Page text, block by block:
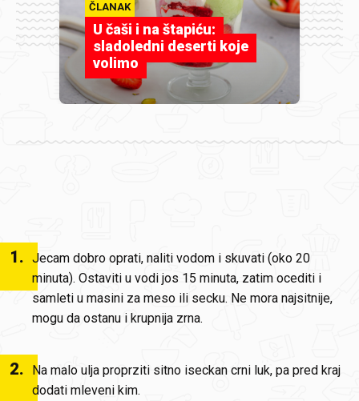
ČLANAK
U čaši i na štapiću:
sladoledni deserti koje
volimo
1. Jecam dobro oprati, naliti vodom i skuvati (oko 20
minuta). Ostaviti u vodi jos 15 minuta, zatim ocediti i
samleti u masini za meso ili secku. Ne mora najsitnije,
mogu da ostanu i krupnija zrna.
2.
Na malo ulja proprziti sitno iseckan crni luk, pa pred kraj
dodati mleveni kim.